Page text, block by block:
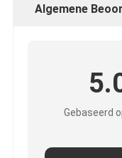
Algemene
Gebaseerd